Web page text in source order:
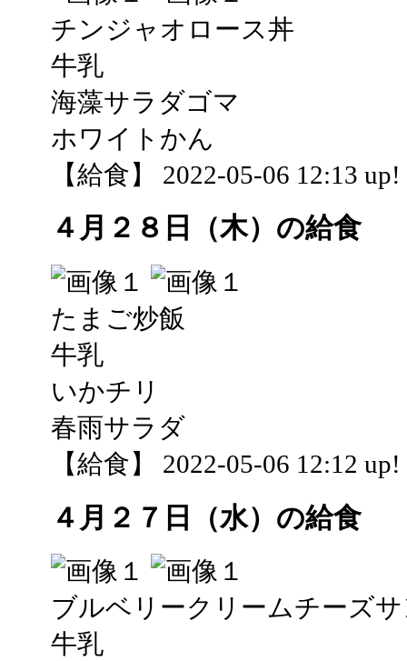
チンジャオロース丼
牛乳
海藻サラダゴマ
ホワイトかん
【給食】 2022-05-06 12:13 up!
４月２８日（木）の給食
たまご炒飯
牛乳
いかチリ
春雨サラダ
【給食】 2022-05-06 12:12 up!
４月２７日（水）の給食
ブルベリークリームチーズ
牛乳